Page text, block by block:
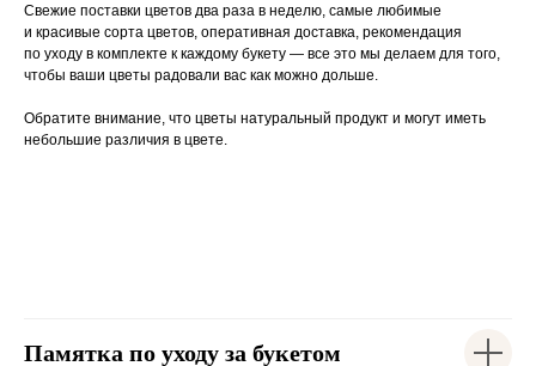
Свежие поставки цветов два раза в неделю, самые любимые
и красивые сорта цветов, оперативная доставка, рекомендация
по уходу в комплекте к каждому букету — все это мы делаем для того,
чтобы ваши цветы радовали вас как можно дольше.
Обратите внимание, что цветы натуральный продукт и могут иметь
небольшие различия в цвете.
Памятка по уходу за букетом